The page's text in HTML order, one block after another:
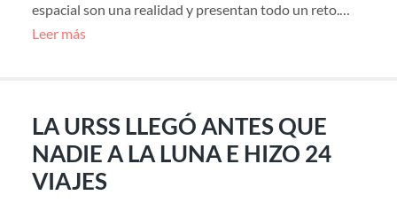
espacial son una realidad y presentan todo un reto.…
Leer más
LA URSS LLEGÓ ANTES QUE
NADIE A LA LUNA E HIZO 24
VIAJES